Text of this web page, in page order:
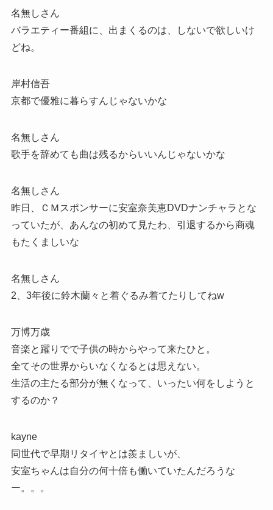
名無しさん
バラエティー番組に、出まくるのは、しないで欲しいけ
どね。
岸村信吾
京都で優雅に暮らすんじゃないかな
名無しさん
歌手を辞めても曲は残るからいいんじゃないかな
名無しさん
昨日、ＣＭスポンサーに安室奈美恵DVDナンチャラとな
っていたが、あんなの初めて見たわ、引退するから商魂
もたくましいな
名無しさん
2、3年後に鈴木蘭々と着ぐるみ着てたりしてねw
万博万歳
音楽と躍りでで子供の時からやって来たひと。
全てその世界からいなくなるとは思えない。
生活の主たる部分が無くなって、いったい何をしようと
するのか？
kayne
同世代で早期リタイヤとは羨ましいが、
安室ちゃんは自分の何十倍も働いていたんだろうな
ー。。。